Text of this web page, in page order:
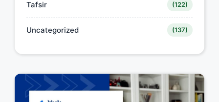
Tafsir (122)
Uncategorized (137)